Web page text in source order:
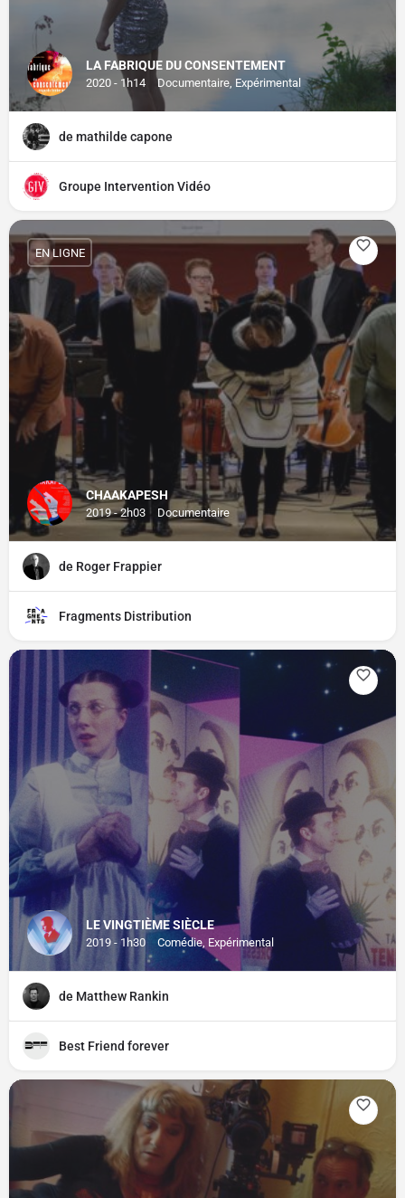
LA FABRIQUE DU CONSENTEMENT
2020 - 1h14 Documentaire, Expérimental
de mathilde capone
Groupe Intervention Vidéo
CHAAKAPESH
2019 - 2h03 Documentaire
EN LIGNE
de Roger Frappier
Fragments Distribution
LE VINGTIÈME SIÈCLE
2019 - 1h30 Comédie, Expérimental
de Matthew Rankin
Best Friend forever